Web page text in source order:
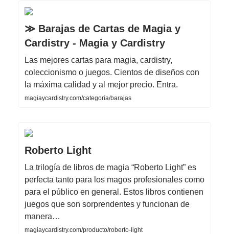
≫ Barajas de Cartas de Magia y
Cardistry - Magia y Cardistry
Las mejores cartas para magia, cardistry,
coleccionismo o juegos. Cientos de diseños con
la máxima calidad y al mejor precio. Entra.
magiaycardistry.com/categoria/barajas
Roberto Light
La trilogía de libros de magia “Roberto Light” es
perfecta tanto para los magos profesionales como
para el público en general. Estos libros contienen
juegos que son sorprendentes y funcionan de
manera…
magiaycardistry.com/producto/roberto-light